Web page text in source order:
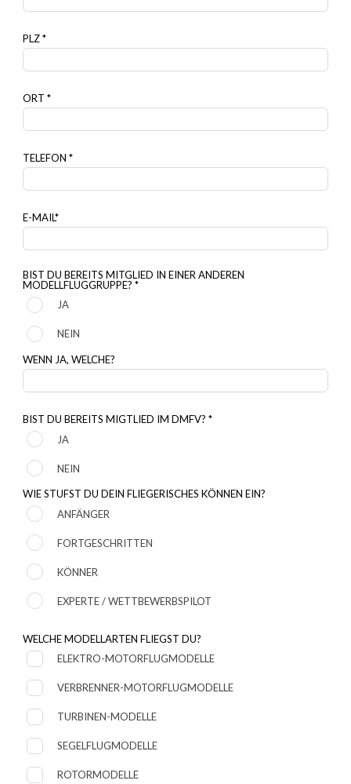
PLZ *
ORT *
TELEFON *
E-MAIL*
BIST DU BEREITS MITGLIED IN EINER ANDEREN
MODELLFLUGGRUPPE? *
JA
NEIN
WENN JA, WELCHE?
BIST DU BEREITS MIGTLIED IM DMFV? *
JA
NEIN
WIE STUFST DU DEIN FLIEGERISCHES KÖNNEN EIN?
ANFÄNGER
FORTGESCHRITTEN
KÖNNER
EXPERTE / WETTBEWERBSPILOT
WELCHE MODELLARTEN FLIEGST DU?
ELEKTRO-MOTORFLUGMODELLE
VERBRENNER-MOTORFLUGMODELLE
TURBINEN-MODELLE
SEGELFLUGMODELLE
ROTORMODELLE